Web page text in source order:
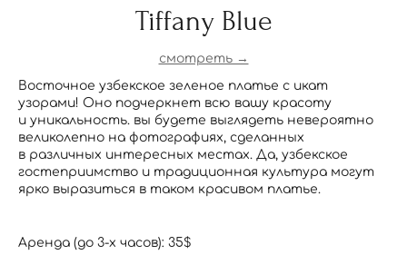
Tiffany Blue
смотреть →
Восточное узбекское зеленое платье с икат
узорами! Оно подчеркнет всю вашу красоту
и уникальность. вы будете выглядеть невероятно
великолепно на фотографиях, сделанных
в различных интересных местах. Да, узбекское
гостеприимство и традиционная культура могут
ярко выразиться в таком красивом платье.
Аренда (до 3-х часов): 35$